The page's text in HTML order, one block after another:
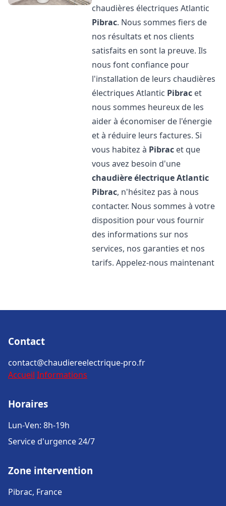
chaudières électriques Atlantic
Pibrac. Nous sommes fiers de
nos résultats et nos clients
satisfaits en sont la preuve. Ils
nous font confiance pour
l'installation de leurs chaudières
électriques Atlantic Pibrac et
nous sommes heureux de les
aider à économiser de l'énergie
et à réduire leurs factures. Si
vous habitez à Pibrac et que
vous avez besoin d'une
chaudière électrique Atlantic
Pibrac, n'hésitez pas à nous
contacter. Nous sommes à votre
disposition pour vous fournir
des informations sur nos
services, nos garanties et nos
tarifs. Appelez-nous maintenant
Contact
contact@chaudiereelectrique-pro.fr
Accueil Informations
Horaires
Lun-Ven: 8h-19h
Service d'urgence 24/7
Zone intervention
Pibrac, France